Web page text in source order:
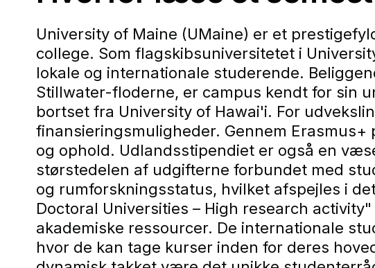
University of Maine (UMaine) er et
college. Som flagskibsuniversitetet i
lokale og internationale studerende.
Stillwater-floderne, er campus kendt for sin
bortset fra University of Hawai'i. For
finansieringsmuligheder. Gennem
og ophold. Udlandsstipendiet er også en
størstedelen af udgifterne forbundet med
og rumforskningsstatus, hvilket afspejles i
Doctoral Universities – High research
akademiske ressourcer. De internationale
hvor de kan tage kurser inden for deres